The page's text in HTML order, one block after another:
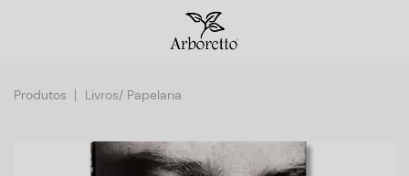
Produtos Livros/ Papelaria